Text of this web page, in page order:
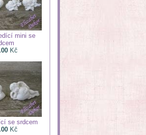
mini se
Kč
se srdcem
Kč